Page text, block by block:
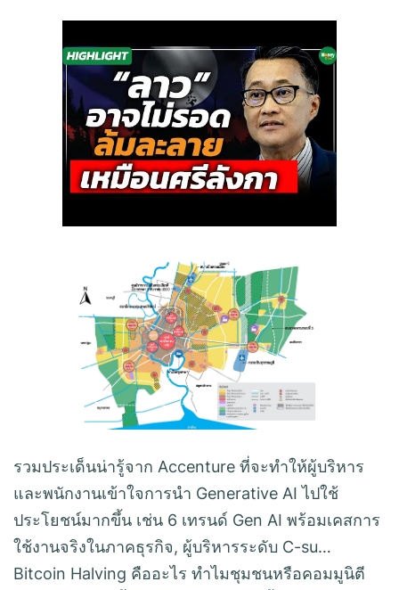
รวมประเด็นน่ารู้จาก Accenture ที่จะทำให้ผู้บริหาร
และพนักงานเข้าใจการนำ Generative AI ไปใช้
ประโยชน์มากขึ้น เช่น 6 เทรนด์ Gen AI พร้อมเคสการ
ใช้งานจริงในภาคธุรกิจ, ผู้บริหารระดับ C-su…
Bitcoin Halving คืออะไร ทำไมชุมชนหรือคอมมูนิตี